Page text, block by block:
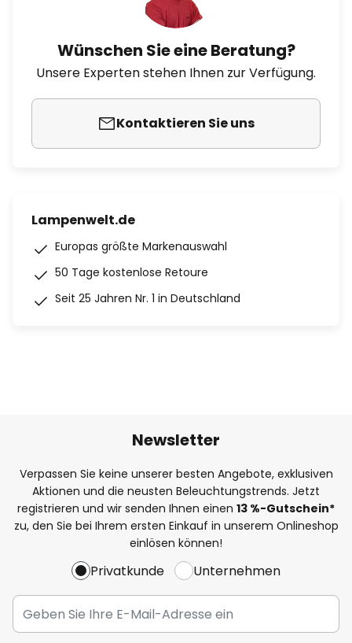
Wünschen Sie eine Beratung?
Unsere Experten stehen Ihnen zur Verfügung.
Kontaktieren Sie uns
Lampenwelt.de
Europas größte Markenauswahl
50 Tage kostenlose Retoure
Seit 25 Jahren Nr. 1 in Deutschland
Newsletter
Verpassen Sie keine unserer besten Angebote, exklusiven
Aktionen und die neusten Beleuchtungstrends. Jetzt
registrieren und wir senden Ihnen einen 13 %-Gutschein*
zu, den Sie bei Ihrem ersten Einkauf in unserem Onlineshop
einlösen können!
Privatkunde Unternehmen